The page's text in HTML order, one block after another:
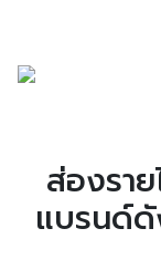
ส่องรา
แบรนด์